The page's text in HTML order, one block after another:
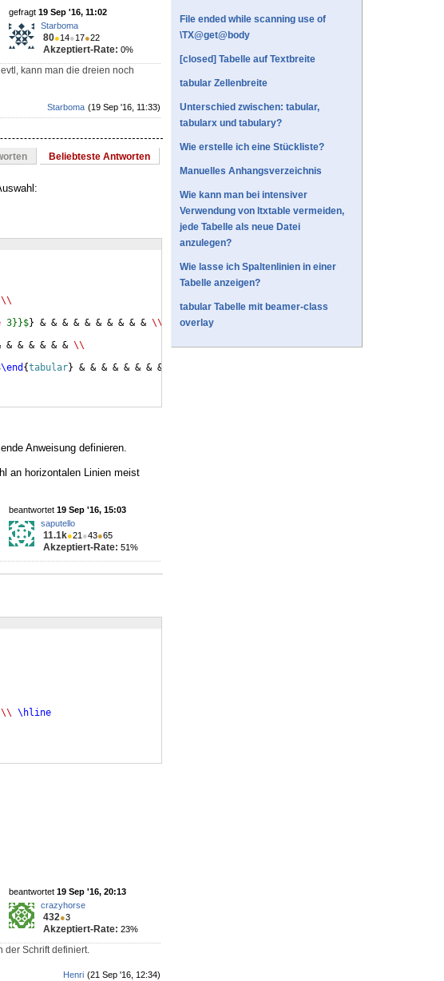
gefragt 19 Sep '16, 11:02
Starboma
80●14●17●22
Akzeptiert-Rate: 0%
kann man die dreien noch
(19 Sep '16, 11:33)
Starboma
Beliebteste Antworten
\\
3}}$} & & & & & & & & & & \\
& & & & & & \\
\end {tabular} & & & & & & & & & &
Anweisung definieren.
an horizontalen Linien meist
beantwortet 19 Sep '16, 15:03
saputello
11.1k●21 ●43●65
Akzeptiert-Rate: 51%
\\ \hline
beantwortet 19 Sep '16, 20:13
crazyhorse
432●3
Akzeptiert-Rate: 23%
der Schrift definiert.
(21 Sep '16, 12:34)
Henri
File ended while scanning use of
\TX@get@body
[closed] Tabelle auf Textbreite
tabular Zellenbreite
Unterschied zwischen: tabular,
tabularx und tabulary?
Wie erstelle ich eine Stückliste?
Manuelles Anhangsverzeichnis
Wie kann man bei intensiver
Verwendung von ltxtable vermeiden,
jede Tabelle als neue Datei
anzulegen?
Wie lasse ich Spaltenlinien in einer
Tabelle anzeigen?
tabular Tabelle mit beamer-class
overlay